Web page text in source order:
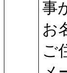
事
お
ご